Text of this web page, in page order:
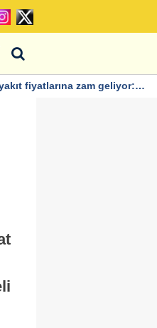
fiyatlarına zam geliyor: